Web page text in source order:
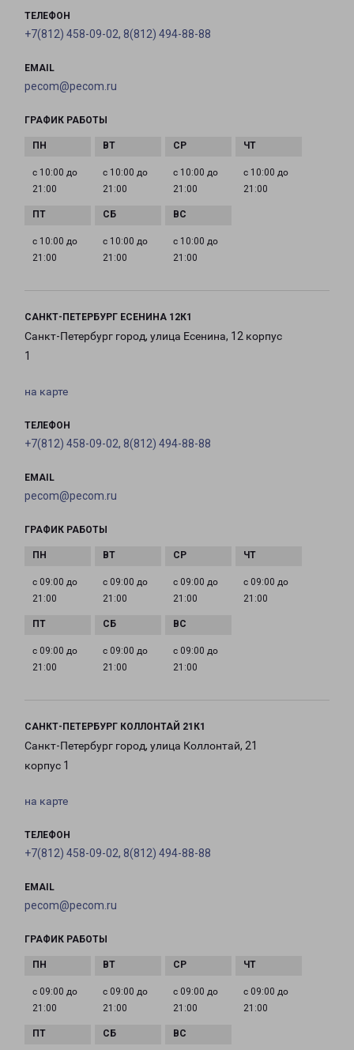
ТЕЛЕФОН
+7(812) 458-09-02, 8(812) 494-88-88
EMAIL
pecom@pecom.ru
ГРАФИК РАБОТЫ
с 10:00 до
21:00
с 10:00 до
21:00
с 10:00 до
21:00
с 10:00 до
21:00
с 10:00 до
21:00
с 10:00 до
21:00
с 10:00 до
21:00
САНКТ-ПЕТЕРБУРГ ЕСЕНИНА 12К1
Санкт-Петербург город, улица Есенина, 12 корпус
1
на карте
ТЕЛЕФОН
+7(812) 458-09-02, 8(812) 494-88-88
EMAIL
pecom@pecom.ru
ГРАФИК РАБОТЫ
с 09:00 до
21:00
с 09:00 до
21:00
с 09:00 до
21:00
с 09:00 до
21:00
с 09:00 до
21:00
с 09:00 до
21:00
с 09:00 до
21:00
САНКТ-ПЕТЕРБУРГ КОЛЛОНТАЙ 21К1
Санкт-Петербург город, улица Коллонтай, 21
корпус 1
на карте
ТЕЛЕФОН
+7(812) 458-09-02, 8(812) 494-88-88
EMAIL
pecom@pecom.ru
ГРАФИК РАБОТЫ
с 09:00 до
21:00
с 09:00 до
21:00
с 09:00 до
21:00
с 09:00 до
21:00